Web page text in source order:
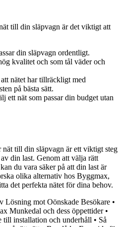
till din släpvagn är det viktigt att
din släpvagn ordentligt.
kvalitet och som tål väder och
nätet har tillräckligt med
på bästa sätt.
ett nät som passar din budget utan
nät till din släpvagn är ett viktigt steg
din last. Genom att välja rätt
du vara säker på att din last är
olika alternativ hos Byggmax,
det perfekta nätet för dina behov.
Lösning mot Oönskade Besökare •
Munkedal och dess öppettider•
installation och underhåll • Så